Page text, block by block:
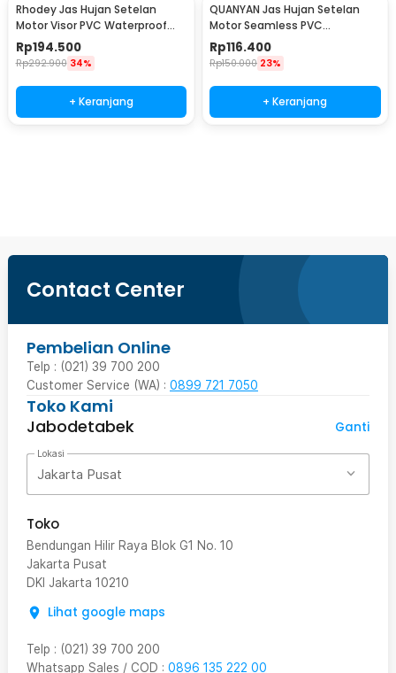
Rhodey Jas Hujan Setelan
Motor Visor PVC Waterproof
Raincoat XL - ZY-12
Rp194.500
Rp292.900 34%
+ Keranjang
QUANYAN Jas Hujan Setelan
Motor Seamless PVC
Waterproof Raincoat XL - ZY-
20
Rp116.400
Rp150.000 23%
+ Keranjang
Contact Center
Pembelian Online
Telp : (021) 39 700 200
Customer Service (WA) : 0899 721 7050
Toko Kami
Jabodetabek
Ganti
Lokasi
Jakarta Pusat
Toko
Bendungan Hilir Raya Blok G1 No. 10
Jakarta Pusat
DKI Jakarta 10210
Lihat google maps
Telp : (021) 39 700 200
Whatsapp Sales / COD : 0896 135 222 00